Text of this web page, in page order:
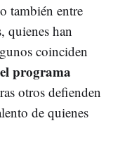
también entre
quienes han
coinciden
programa
otros defienden
de quienes